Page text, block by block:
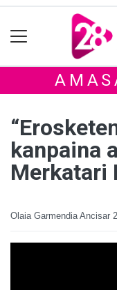
kanpaina
Merkatari
Olaia Garmendia Ancisar